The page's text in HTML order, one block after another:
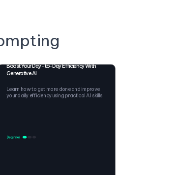
Boost Your Day-to-Day Efficiency With
Generative AI
Learn how to get more done and improve
your daily efficiency using practical AI skills.